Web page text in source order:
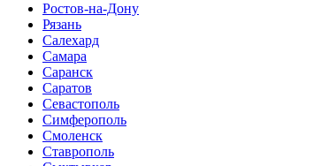
Ростов-на-Дону
Рязань
Салехард
Самара
Саранск
Саратов
Севастополь
Симферополь
Смоленск
Ставрополь